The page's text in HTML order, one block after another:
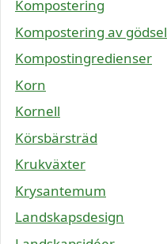
Kompostering
Kompostering av gödsel
Kompostingredienser
Korn
Kornell
Körsbärsträd
Krukväxter
Krysantemum
Landskapsdesign